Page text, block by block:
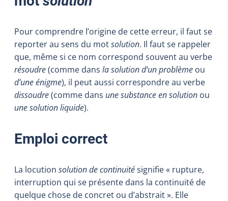
Pour comprendre l’origine de cette erreur, il faut se
reporter au sens du motsolution. Il faut se rappeler
que, même si ce nom correspond souvent au verbe
résoudre(comme dans la solution d’un problème ou
d’une énigme), il peut aussi correspondre au verbe
dissoudre(comme dans une substance en solution ou
une solution liquide).
Emploi correct
La locution solution de continuitésignifie « rupture,
interruption qui se présente dans la continuité de
quelque chose de concret ou d’abstrait ». Elle